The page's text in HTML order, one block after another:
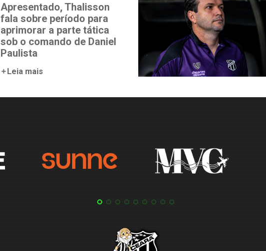
Apresentado, Thalisson
fala sobre período para
aprimorar a parte tática
sob o comando de Daniel
Paulista
Leia mais